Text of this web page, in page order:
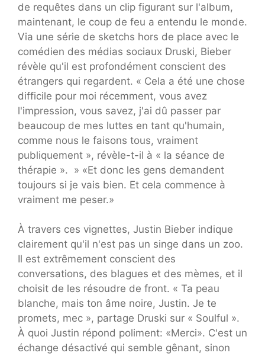
de requêtes dans un clip figurant sur l'album,
maintenant, le coup de feu a entendu le monde.
Via une série de sketchs hors de place avec le
comédien des médias sociaux Druski, Bieber
révèle qu'il est profondément conscient des
étrangers qui regardent. « Cela a été une chose
difficile pour moi récemment, vous avez
l'impression, vous savez, j'ai dû passer par
beaucoup de mes luttes en tant qu'humain,
comme nous le faisons tous, vraiment
publiquement », révèle-t-il à « la séance de
thérapie ». » «Et donc les gens demandent
toujours si je vais bien. Et cela commence à
vraiment me peser.»
À travers ces vignettes, Justin Bieber indique
clairement qu'il n'est pas un singe dans un zoo.
Il est extrêmement conscient des
conversations, des blagues et des mèmes, et il
choisit de les résoudre de front. « Ta peau
blanche, mais ton âme noire, Justin. Je te
promets, mec », partage Druski sur « Soulful ».
À quoi Justin répond poliment: «Merci». C'est un
échange désactivé qui semble gênant, sinon